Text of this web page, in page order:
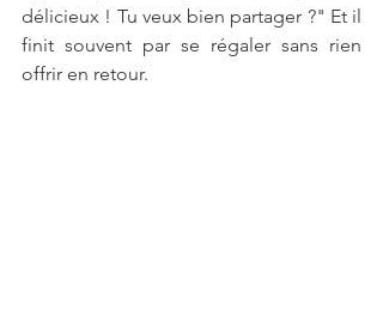
délicieux ! Tu veux bien partager ?" Et il
finit souvent par se régaler sans rien
offrir en retour.